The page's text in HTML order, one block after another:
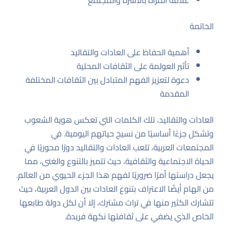
الخاتمة
أهمية الحفاظ على العادات والتقاليد
تأثير العولمة على الثقافات المحلية
دعوة لتعزيز الفهم المتبادل بين الثقافات المختلفة
المقدمة
العادات والتقاليد، تلك الكلمات التي تعكس هوية الشعوب
وتشكل جزءًا أساسيًا من نسيج حياتهم اليومية. في
المجتمعات العربية، تلعب العادات والتقاليد دورًا محوريًا في
الحياة الاجتماعية والثقافية، حيث تتميز بالتنوع والغنى، مما
يجعل دراستها أمرًا ضروريًا لفهم هذا الجزء الحيوي من العالم.
من الهام أيضًا الاعتراف بتنوع العادات بين الدول العربية، حيث
تتشارك الكثير منها في تراث مشترك، إلا أن لكل دولة طابعها
الخاص الذي يضفي على ثقافتها نكهة فريدة.